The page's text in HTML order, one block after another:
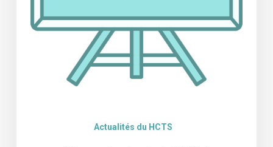
Actualités du HCTS